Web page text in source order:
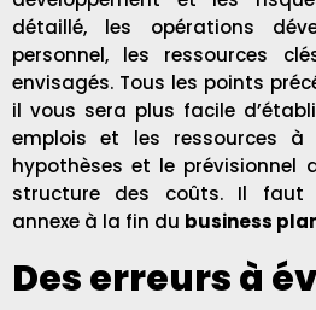
détaillé, les opérations
personnel, les ressources
envisagés. Tous les points
il vous sera plus facile
emplois et les ressources à
hypothèses et le prévisionnel
structure des coûts. Il faut
annexe à la fin du business
Des erreurs à